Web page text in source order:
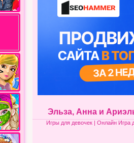
Эльза, Анна и
Игры для девочек| Онлайн Игра